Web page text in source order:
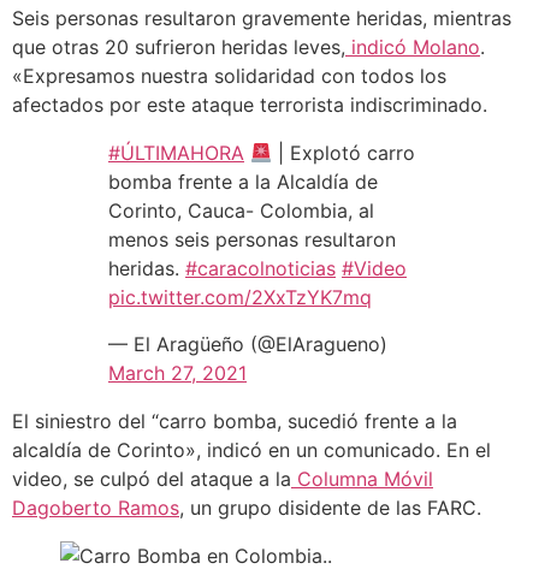
Seis personas resultaron gravemente heridas, mientras
que otras 20 sufrieron heridas leves, indicó Molano.
«Expresamos nuestra solidaridad con todos los
afectados por este ataque terrorista indiscriminado.
#ÚLTIMAHORA
| Explotó carro
bomba frente a la Alcaldía de
Corinto, Cauca- Colombia, al
menos seis personas resultaron
heridas. #caracolnoticias #Video
pic.twitter.com/2XxTzYK7mq
— El Aragüeño (@ElAragueno)
March 27, 2021
El siniestro del “carro bomba, sucedió frente a la
alcaldía de Corinto», indicó en un comunicado. En el
video, se culpó del ataque a la Columna Móvil
Dagoberto Ramos, un grupo disidente de las FARC.